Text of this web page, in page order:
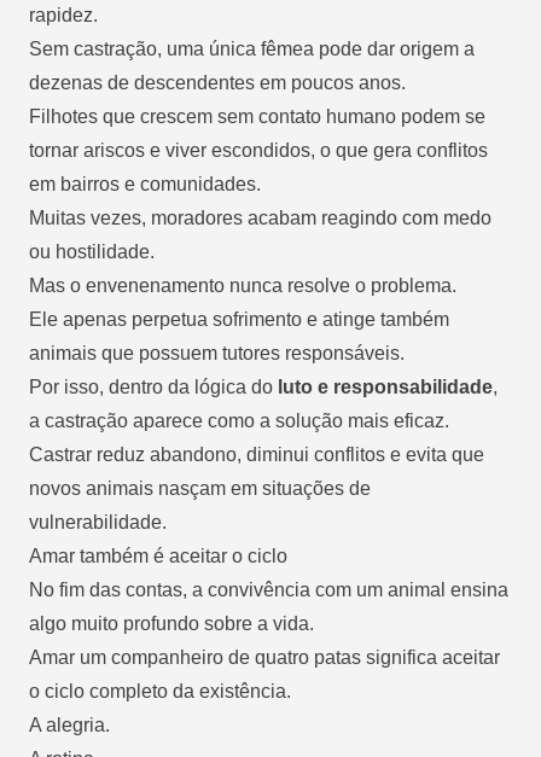
rapidez.
Sem castração, uma única fêmea pode dar origem a
dezenas de descendentes em poucos anos.
Filhotes que crescem sem contato humano podem se
tornar ariscos e viver escondidos, o que gera conflitos
em bairros e comunidades.
Muitas vezes, moradores acabam reagindo com medo
ou hostilidade.
Mas o envenenamento nunca resolve o problema.
Ele apenas perpetua sofrimento e atinge também
animais que possuem tutores responsáveis.
Por isso, dentro da lógica do luto e responsabilidade,
a castração aparece como a solução mais eficaz.
Castrar reduz abandono, diminui conflitos e evita que
novos animais nasçam em situações de
vulnerabilidade.
Amar também é aceitar o ciclo
No fim das contas, a convivência com um animal ensina
algo muito profundo sobre a vida.
Amar um companheiro de quatro patas significa aceitar
o ciclo completo da existência.
A alegria.